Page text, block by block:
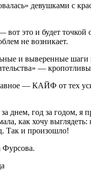
девушками с
это и будет точкой
не возникает.
и
—
— КАЙФ от тех
днем, год за годом, я
как хочу
Так и произошло!
Фурсова.